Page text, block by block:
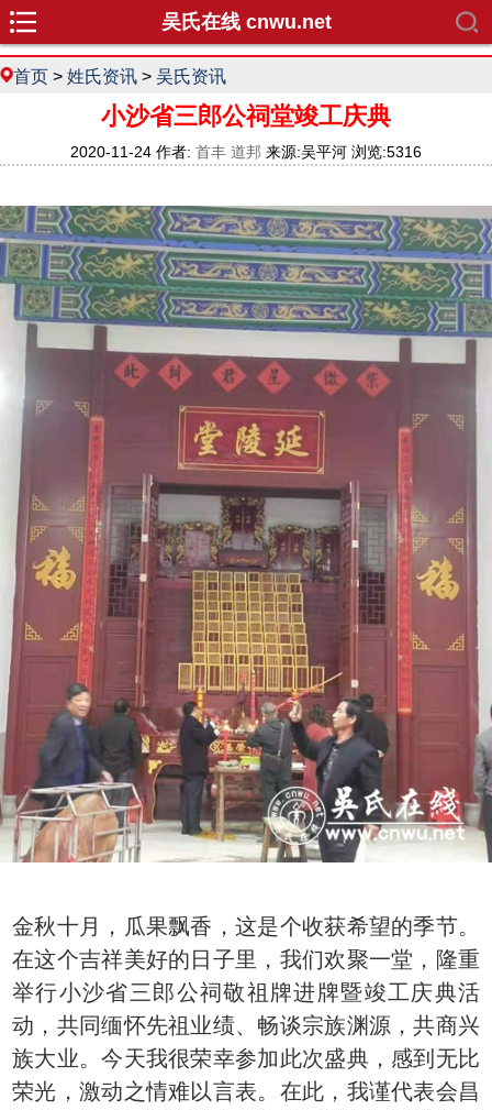
吴氏在线 cnwu.net
首页 > 姓氏资讯 > 吴氏资讯
小沙省三郎公祠堂竣工庆典
2020-11-24 作者: 首丰 道邦 来源:吴平河 浏览:5316
金秋十月，瓜果飘香，这是个收获希望的季节。
在这个吉祥美好的日子里，我们欢聚一堂，隆重
举行小沙省三郎公祠敬祖牌进牌暨竣工庆典活
动，共同缅怀先祖业绩、畅谈宗族渊源，共商兴
族大业。今天我很荣幸参加此次盛典，感到无比
荣光，激动之情难以言表。在此，我谨代表会昌